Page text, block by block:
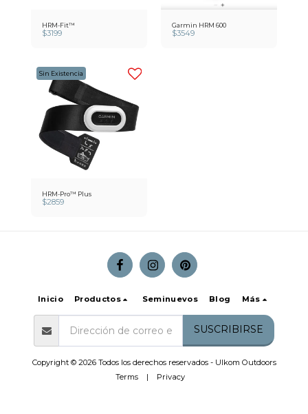
HRM-Fit™
$3199
Garmin HRM 600
$3549
Sin Existencia
HRM-Pro™ Plus
$2859
Inicio Productos Seminuevos Blog Más
SUSCRIBIRSE
Copyright © 2026 Todos los derechos reservados - Ulkom Outdoors
Terms| Privacy